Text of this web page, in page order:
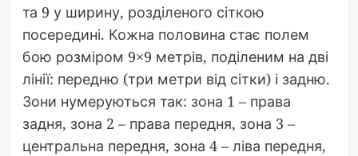
та 9 у ширину, розділеного сіткою
посередині. Кожна половина стає полем
бою розміром 9×9 метрів, поділеним на дві
лінії: передню (три метри від сітки) і задню.
Зони нумеруються так: зона 1 – права
задня, зона 2 – права передня, зона 3 –
центральна передня, зона 4 – ліва передня,